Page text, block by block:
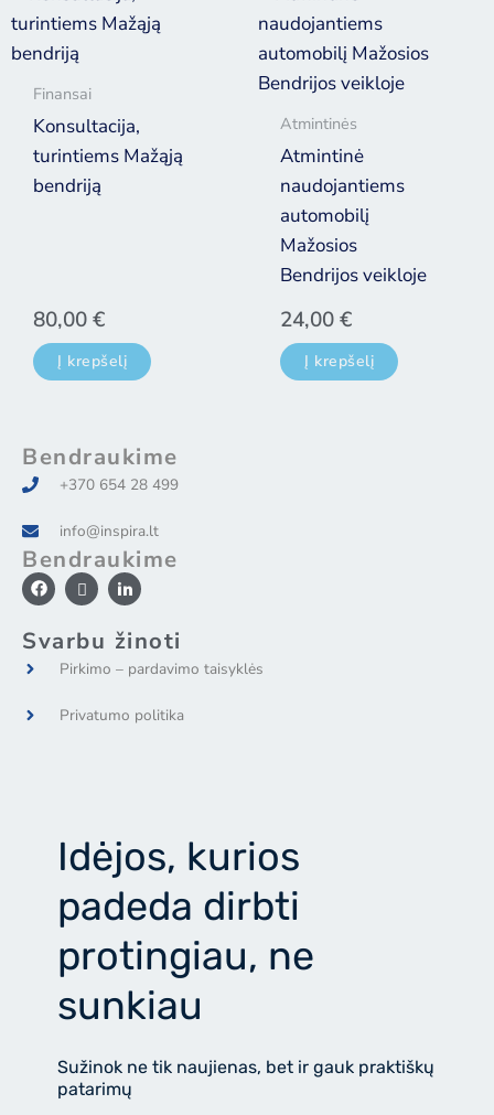
Finansai
Konsultacija,
turintiems Mažąją
bendriją
80,00€
Į krepšelį
Atmintinės
Atmintinė
naudojantiems
automobilį
Mažosios
Bendrijos veikloje
24,00€
Į krepšelį
Bendraukime
+370 654 28 499
info@inspira.lt
Bendraukime
F
a
c
b
I
c
o
n
-
i
n
t
a
I
c
o
n
-
i
k
e
Svarbu žinoti
Pirkimo – pardavimo taisyklės
Privatumo politika
Idėjos, kurios
padeda dirbti
protingiau, ne
sunkiau
Sužinok ne tik naujienas, bet ir gauk praktiškų
patarimų